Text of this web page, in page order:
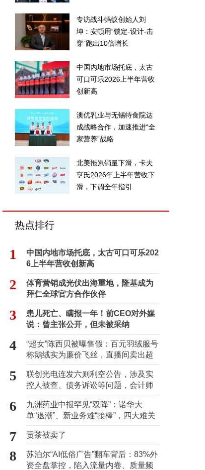
专访战斗蚂蚁创始人刘
坤：安顿用“锁定-设计-击
穿”跑出10倍增长
中国内地市场托底，太古
可口可乐2026上半年营收
创新高
澳优乳业与无锡特食院达
成战略合作，加速推进“全
家营养”战略
北美拖累销量下滑，卡夫
亨氏2026年上半年营收下
滑，下调全年指引
热点排行
1
中国内地市场托底，太古可口可乐202
6上半年营收创新高
2
体育营销成光伏出海重地，隆基成为
拜仁全球官方合作伙伴
3
患儿死亡、瞒报一年！前CEO对外媒
说：曾主张公开，但未被采纳
4
“超女”陈西贝被曝售假：百元羽绒服号
称鹅绒实为廉价飞丝，直播间卖出超
百万元
5
联创光电连发六则利空公告，涉及实
控人被查、债务诉讼等问题，会计师
事务所曾出具“保留意见”
6
九洲药业中报罕见“双降”：诺华大
单“退潮”、新业务难“接棒”，四大难关
待闯
7 贡茶被卖了
8
苏泊尔“AI低俗广告”翻车背后：83%外
资全盘掌控，陷入流量内卷、质量频